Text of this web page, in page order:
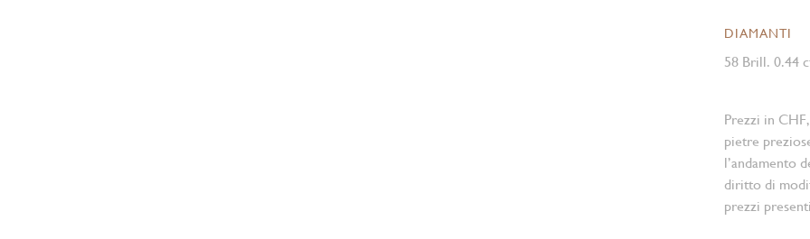
DIAMANTI
58 Brill. 0.44
Prezzi in
pietre
l’andamento
diritto di
prezzi